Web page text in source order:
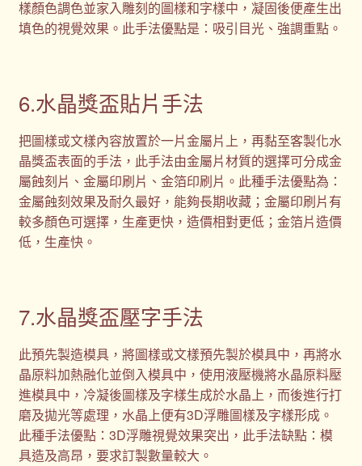
樣顏色調色並家入雕刻的圖樣和字樣中，凝固後便產生出
填色的視覺效果。此手法優點是：吸引目光、強調重點。
6.水晶獎盃貼片手法
把圖樣或文樣內容放置於一片金屬片上，再黏至客製化水
晶獎盃表面的手法，此手法由金屬片材質的選擇可分成金
屬蝕刻片、金屬印刷片、金箔印刷片。此種手法優點為：
金屬蝕刻效果及耐久最好，能夠長期收藏；金屬印刷片有
較多顏色可選擇，生產更快，造價相對更低；金箔片造價
低，生產快。
7.水晶獎盃壓字手法
此預先製造模具，將圖樣或文樣預先製於模具中，再將水
晶原料加熱融化並倒入模具中，使用液壓機將水晶原料壓
進模具中，冷凝後圖樣及字樣生成於水晶上，而後進行打
磨及拋光等處理，水晶上便有3D浮雕圖樣及字樣形成。
此種手法優點：3D浮雕視覺效果突出，此手法缺點：模
具造及高昂，要求訂製數量較大。